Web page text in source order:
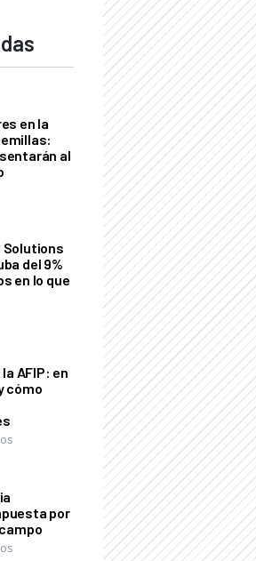
en la
al
Solutions
del 9%
en lo que
AFIP: en
cómo
por